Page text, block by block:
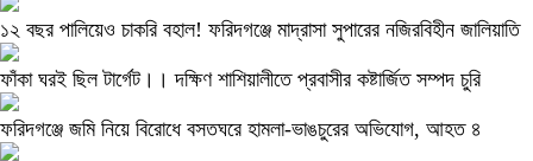
১২ বছর পালিয়েও চাকরি বহাল! ফরিদগঞ্জে মাদ্রাসা সুপারের নজিরবিহীন জালিয়াতি
ফাঁকা ঘরই ছিল টার্গেট।। দক্ষিণ শাশিয়ালীতে প্রবাসীর কষ্টার্জিত সম্পদ চুরি
ফরিদগঞ্জে জমি নিয়ে বিরোধে বসতঘরে হামলা-ভাঙচুরের অভিযোগ, আহত ৪